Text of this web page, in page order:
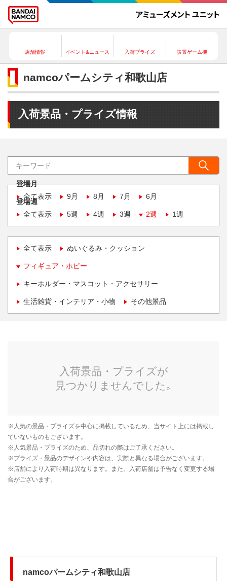
店舗情報 イベント&ニュース 入荷プライズ 設置ゲーム機
namcoパームシティ和歌山店
入荷景品・プライズ情報
登場月
全て表示
9月 8月 7月 6月
登場週
全て表示
5週 4週 3週 2週 1週
全て表示 ぬいぐるみ・クッション
フィギュア・ホビー
キーホルダー・マスコット・アクセサリー
生活雑貨・インテリア・小物 その他景品
namcoパームシティ和歌山店